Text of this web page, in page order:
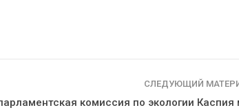
СЛЕДУЮЩИЙ
комиссия по экологии